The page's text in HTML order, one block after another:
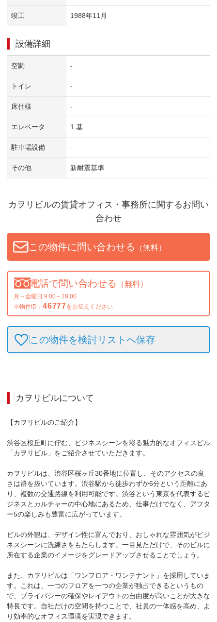
竣工 1988年11 月
設備詳細
空調 -
トイレ -
床仕様 -
エレベータ 1 基
駐車場設備 -
その他 新耐震基準
カヲリビルの賃貸オフィス・事務所に関するお問い
合わせ
この物件に問い合わせる （無料）
電話で問い合わせる （無料）
月～金曜日 9:00～18:00
※物件ID： 46777をお伝えください
この物件を検討リストへ保存
カヲリビルについて
【カヲリビルのご紹介】
渋谷区桜丘町に佇む、ビジネスシーンを彩る魅力的なオフィスビル
「カヲリビル」をご紹介させていただきます。
カヲリビルは、渋谷区桜ヶ丘30番地に位置し、そのアクセスの良
さは群を抜いています。渋谷駅から徒歩わずか6分という距離にあ
り、複数の交通路線を利用可能です。渋谷という東京を代表するビ
ジネスとカルチャーの中心地にあるため、仕事だけでなく、アフタ
ー5の楽しみも豊富に広がっています。
ビルの外観は、デザイン性に富んでおり、おしゃれな雰囲気がビジ
ネスシーンに洗練さをもたらします。一目見ただけで、そのビルに
所在する企業のイメージをグレードアップさせることでしょう。
また、カヲリビルは「ワンフロア・ワンテナント」を採用していま
す。これは、一つのフロアを一つの企業が独占できるというもの
で、プライバシーの確保やレイアウトの自由度が高いことが大きな
特長です。自社だけの空間を持つことで、社員の一体感を高め、よ
り効率的なオフィス環境を実現できます。